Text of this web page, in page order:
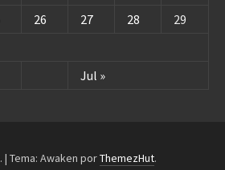
Jul »
26 27 28
29
. | Tema: Awaken porThemezHut.